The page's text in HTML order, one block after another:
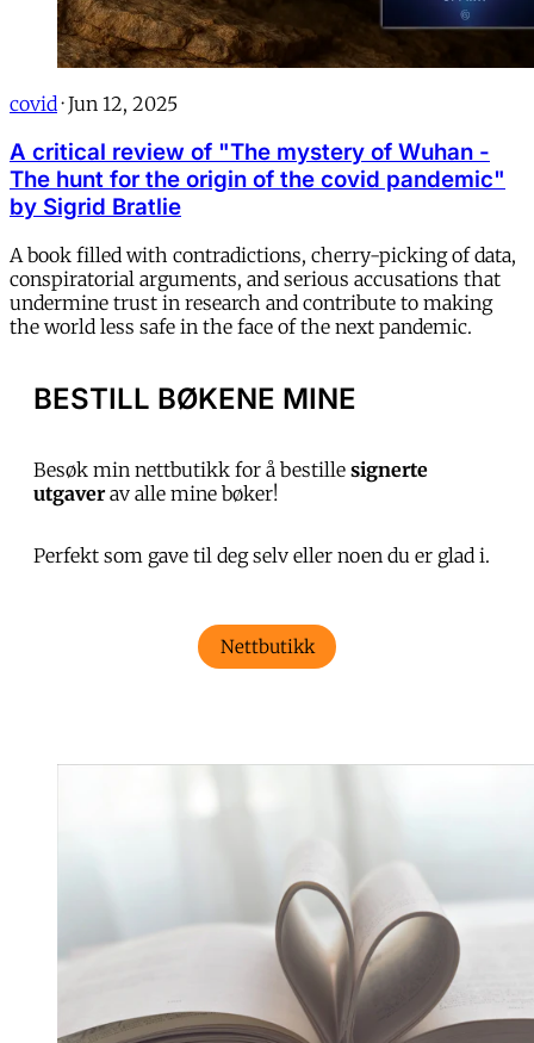
covid · Jun 12, 2025
A critical review of "The mystery of Wuhan -
The hunt for the origin of the covid pandemic"
by Sigrid Bratlie
A book filled with contradictions, cherry-picking of data,
conspiratorial arguments, and serious accusations that
undermine trust in research and contribute to making
the world less safe in the face of the next pandemic.
BESTILL BØKENE MINE
Besøk min nettbutikk for å bestille signerte
utgaverav alle mine bøker!
Perfekt som gave til deg selv eller noen du er glad i.
Nettbutikk